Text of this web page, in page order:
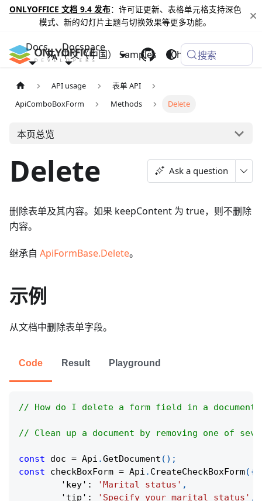
ONLYOFFICE 文档 9.4 发布：许可证更新、表格单元格支持深色
模式、新的幻灯片主题与切换效果等更多功能。
Docs Docspace
Samples Changelog
中文（中国） 搜索
API usage
表单 API
ApiComboBoxForm
Methods Delete
本页总览
Delete Ask a question
删除表单及其内容。如果 keepContent 为 true，则不删除
内容。
继承自 ApiFormBase.Delete。
示例
从文档中删除表单字段。
Code Result Playground
// How do I delete a form field in a document?
// Clean up a document by removing one of
const doc = Api .GetDocument ( ) ;
const checkBoxForm = Api . CreateCheckBoxForm({
'key' : 'Marital status' ,
'tip' : 'Specify your marital status' ,